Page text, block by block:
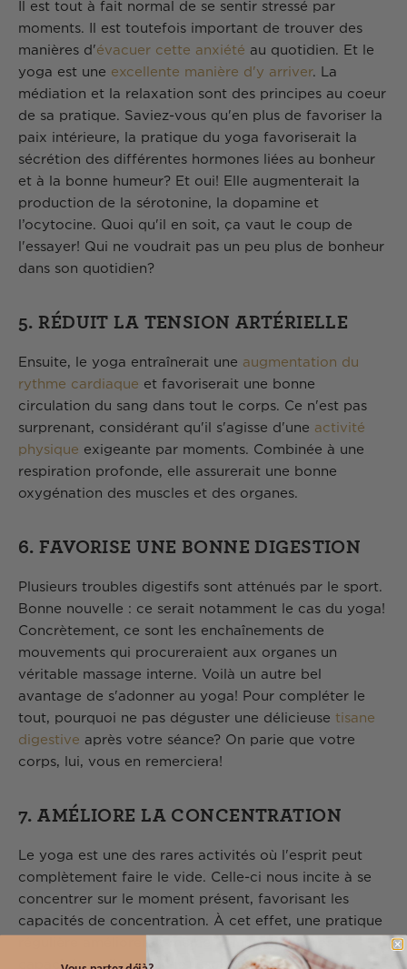
Il est tout à fait normal de se sentir stressé par
moments. Il est toutefois important de trouver des
manières d' évacuer cette anxiété au quotidien. Et le
yoga est une excellente manière d'y arriver. La
médiation et la relaxation sont des principes au coeur
de sa pratique. Saviez-vous qu'en plus de favoriser la
paix intérieure, la pratique du yoga favoriserait la
sécrétion des différentes hormones liées au bonheur
et à la bonne humeur? Et oui! Elle augmenterait la
production de la sérotonine, la dopamine et
l’ocytocine. Quoi qu'il en soit, ça vaut le coup de
l'essayer! Qui ne voudrait pas un peu plus de bonheur
dans son quotidien?
5. RÉDUIT LA TENSION ARTÉRIELLE
Ensuite, le yoga entraînerait une augmentation du
rythme cardiaque et favoriserait une bonne
circulation du sang dans tout le corps. Ce n'est pas
surprenant, considérant qu'il s'agisse d'une activité
physique exigeante par moments. Combinée à une
respiration profonde, elle assurerait une bonne
oxygénation des muscles et des organes.
6. FAVORISE UNE BONNE DIGESTION
Plusieurs troubles digestifs sont atténués par le sport.
Bonne nouvelle : ce serait notamment le cas du yoga!
Concrètement, ce sont les enchaînements de
mouvements qui procureraient aux organes un
véritable massage interne. Voilà un autre bel
avantage de s'adonner au yoga! Pour compléter le
tout, pourquoi ne pas déguster une délicieuse tisane
digestive après votre séance? On parie que votre
corps, lui, vous en remerciera!
7. AMÉLIORE LA CONCENTRATION
Le yoga est une des rares activités où l'esprit peut
complètement faire le vide. Celle-ci nous incite à se
concentrer sur le moment présent, favorisant les
capacités de concentration. À cet effet, une pratique
régulière améliorerait même la mémoire et les
capacités en lien avec la résolution de problèmes.